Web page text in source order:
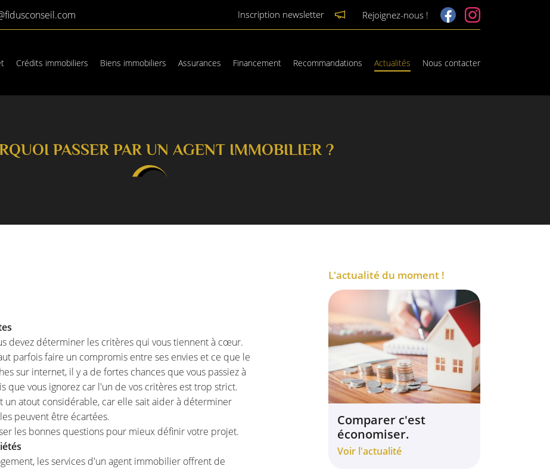
Inscription newsletter Rejoignez-nous !
Crédits immobiliers Biens immobiliers Assurances Financement Recommandations Actualités Nous contacter
en utilisant
PASSER PAR UN AGENT IMMOBILIER ?
devez déterminer les critères qui vous tiennent à cœur.
parfois faire un compromis entre ses envies et ce que le
sur internet, il y a de fortes chances que vous passiez à
que vous ignorez car l'un de vos critères est trop strict.
atout considérable, car elle sait aider à déterminer
peuvent être écartées.
les bonnes questions pour mieux définir votre projet.
les services d'un agent immobilier offrent de
L'actualité du moment !
Comparer c'est
économiser.
Voir l'actualité